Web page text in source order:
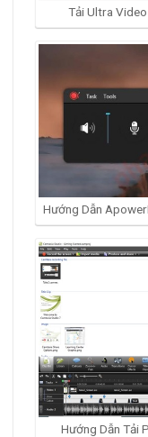
Tải Ultra
Hướng Dẫn
Hướng Dẫn Tải